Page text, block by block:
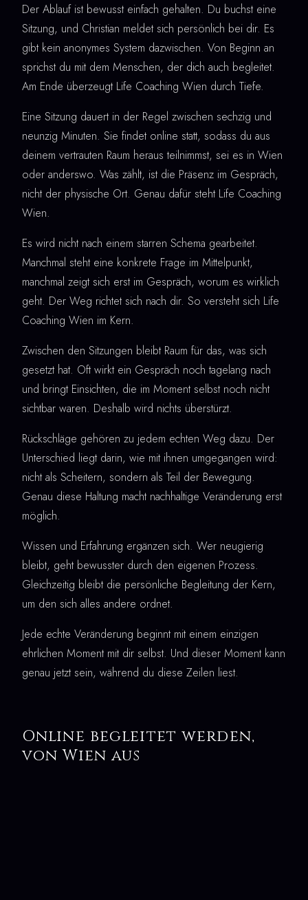
Der Ablauf ist bewusst einfach gehalten. Du buchst eine
Sitzung, und Christian meldet sich persönlich bei dir. Es
gibt kein anonymes System dazwischen. Von Beginn an
sprichst du mit dem Menschen, der dich auch begleitet.
Am Ende überzeugt Life Coaching Wien durch Tiefe.
Eine Sitzung dauert in der Regel zwischen sechzig und
neunzig Minuten. Sie findet online statt, sodass du aus
deinem vertrauten Raum heraus teilnimmst, sei es in Wien
oder anderswo. Was zählt, ist die Präsenz im Gespräch,
nicht der physische Ort. Genau dafür steht Life Coaching
Wien.
Es wird nicht nach einem starren Schema gearbeitet.
Manchmal steht eine konkrete Frage im Mittelpunkt,
manchmal zeigt sich erst im Gespräch, worum es wirklich
geht. Der Weg richtet sich nach dir. So versteht sich Life
Coaching Wien im Kern.
Zwischen den Sitzungen bleibt Raum für das, was sich
gesetzt hat. Oft wirkt ein Gespräch noch tagelang nach
und bringt Einsichten, die im Moment selbst noch nicht
sichtbar waren. Deshalb wird nichts überstürzt.
Rückschläge gehören zu jedem echten Weg dazu. Der
Unterschied liegt darin, wie mit ihnen umgegangen wird:
nicht als Scheitern, sondern als Teil der Bewegung.
Genau diese Haltung macht nachhaltige Veränderung erst
möglich.
Wissen und Erfahrung ergänzen sich. Wer neugierig
bleibt, geht bewusster durch den eigenen Prozess.
Gleichzeitig bleibt die persönliche Begleitung der Kern,
um den sich alles andere ordnet.
Jede echte Veränderung beginnt mit einem einzigen
ehrlichen Moment mit dir selbst. Und dieser Moment kann
genau jetzt sein, während du diese Zeilen liest.
Online begleitet werden,
von Wien aus